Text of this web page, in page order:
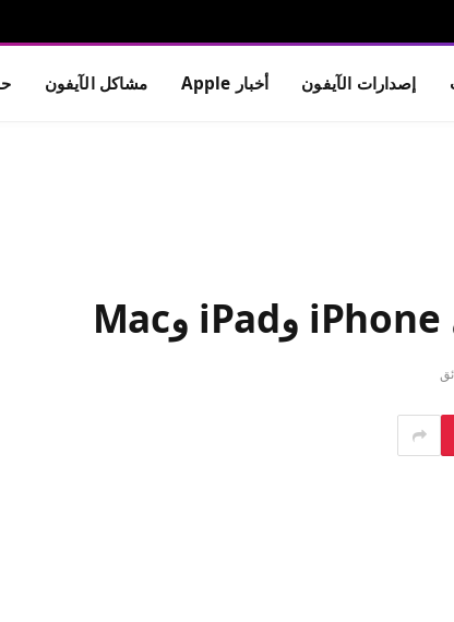
إصدارات الآيفون أخبار Apple مشاكل الآيفون